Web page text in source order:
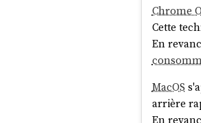
-
-
-
-
-
-
Chrome
Cette
En
MacOS
arrière